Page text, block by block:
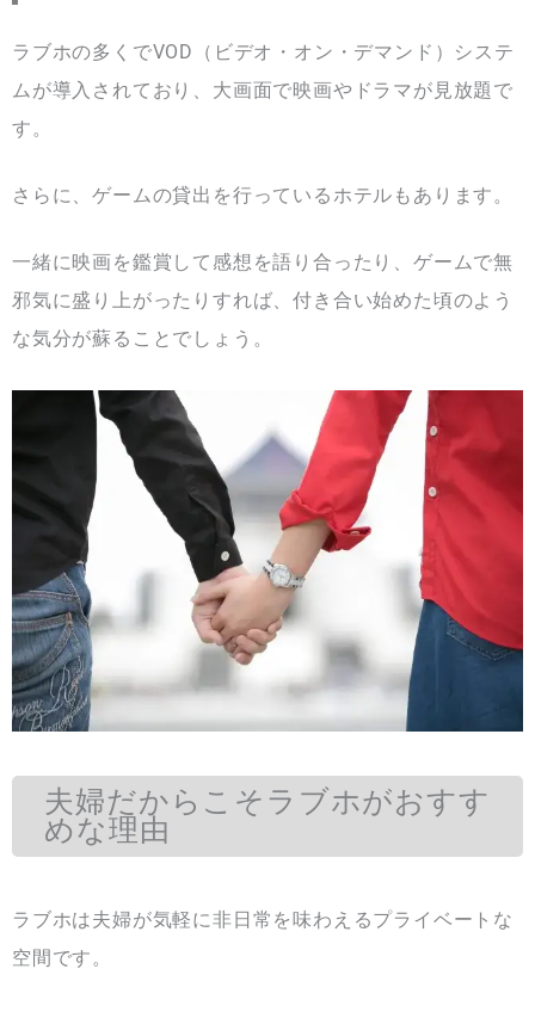
ラブホの多くでVOD（ビデオ・オン・デマンド）システ
ムが導入されており、大画面で映画やドラマが見放題で
す。
さらに、ゲームの貸出を行っているホテルもあります。
一緒に映画を鑑賞して感想を語り合ったり、ゲームで無
邪気に盛り上がったりすれば、付き合い始めた頃のよう
な気分が蘇ることでしょう。
夫婦だからこそラブホがおすす
めな理由
ラブホは夫婦が気軽に非日常を味わえるプライベートな
空間です。